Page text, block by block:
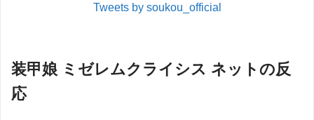
Tweets by soukou_official
装甲娘 ミゼレムクライシス ネットの反
応